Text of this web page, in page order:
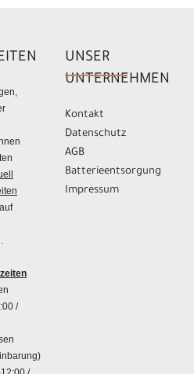
/
UNSER
UNTERNEHMEN
Kontakt
Datenschutz
AGB
Batterieentsorgung
Impressum